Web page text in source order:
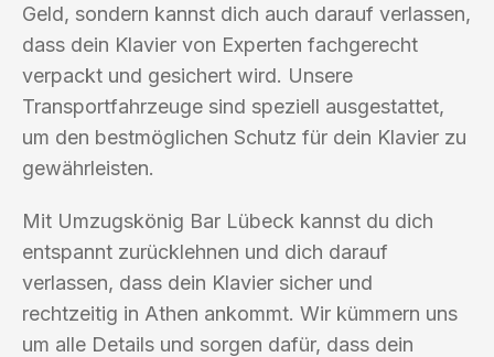
Geld, sondern kannst dich auch darauf verlassen,
dass dein Klavier von Experten fachgerecht
verpackt und gesichert wird. Unsere
Transportfahrzeuge sind speziell ausgestattet,
um den bestmöglichen Schutz für dein Klavier zu
gewährleisten.
Mit Umzugskönig Bar Lübeck kannst du dich
entspannt zurücklehnen und dich darauf
verlassen, dass dein Klavier sicher und
rechtzeitig in Athen ankommt. Wir kümmern uns
um alle Details und sorgen dafür, dass dein